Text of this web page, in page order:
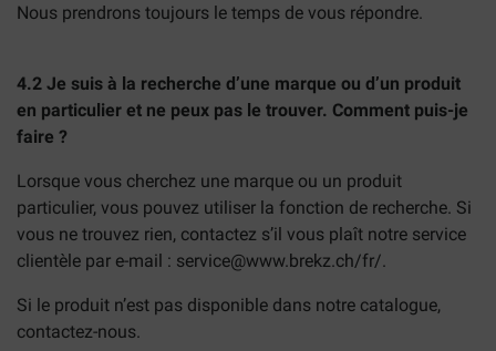
Nous prendrons toujours le temps de vous répondre.
4.2 Je suis à la recherche d’une marque ou d’un produit
en particulier et ne peux pas le trouver. Comment puis-je
faire ?
Lorsque vous cherchez une marque ou un produit
particulier, vous pouvez utiliser la fonction de recherche. Si
vous ne trouvez rien, contactez s’il vous plaît notre service
clientèle par e-mail : service@www.brekz.ch/fr/.
Si le produit n’est pas disponible dans notre catalogue,
contactez-nous.